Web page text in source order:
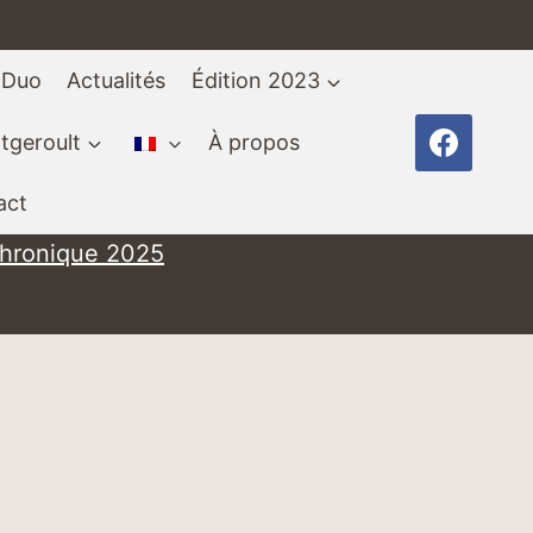
Actualités Édition 2023
À propos
2025